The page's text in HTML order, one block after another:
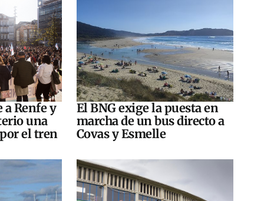
Renfe y
una
el tren
El BNG exige la puesta en
marcha de un bus directo a
Covas y Esmelle